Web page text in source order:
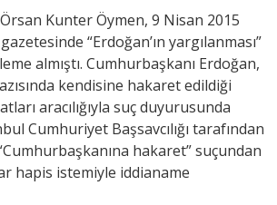
Kunter Öymen, 9 Nisan 2015
“Erdoğan’ın yargılanması”
almıştı. Cumhurbaşkanı Erdoğan,
kendisine hakaret edildiği
aracılığıyla suç duyurusunda
Cumhuriyet Başsavcılığı tarafından
hakaret” suçundan
hapis istemiyle iddianame